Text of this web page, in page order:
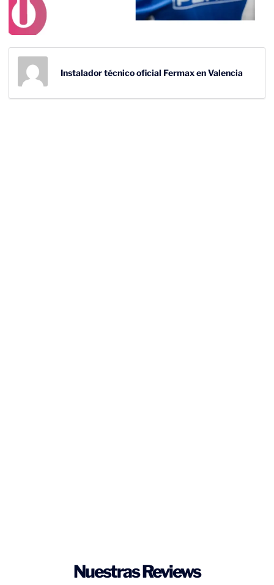
Instalador técnico oficial Fermax en Valencia
Nuestras Reviews